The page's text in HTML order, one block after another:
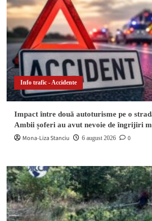
Info trafic - Accidente
Impact între două autoturisme pe o
Ambii șoferi au avut nevoie de îngrijiri
Mona-Liza Stanciu 6 august 2026 0